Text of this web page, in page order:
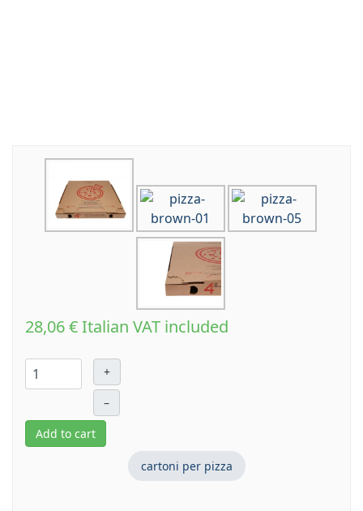
28,06 €Italian VAT included
+
–
Add to cart
cartoni per pizza